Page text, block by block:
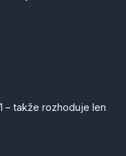
– takže rozhoduje len